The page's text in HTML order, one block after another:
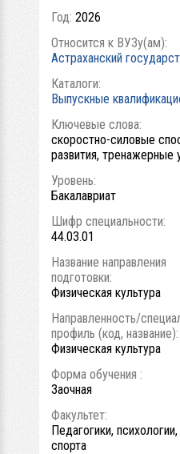
Год: 2026
Относится к ВУЗу(ам):
Астраханский
Каталоги:
Выпускные
Ключевые слова:
скоростно-силовые
развития, тренажерные
Уровень:
Бакалавриат
Шифр специальности:
44.03.01
Название направления
подготовки:
Физическая культура
Направленность/
профиль (код, название):
Физическая культура
Форма обучения :
Заочная
Факультет:
Педагогики,
спорта